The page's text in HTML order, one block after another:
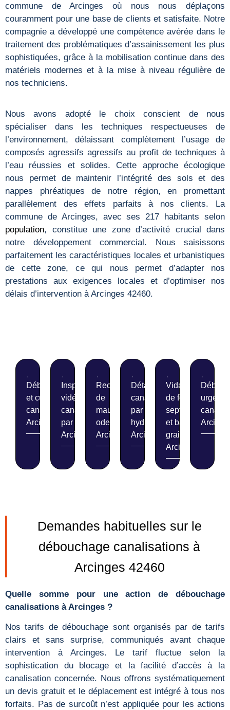
commune de Arcinges où nous nous déplaçons
couramment pour une base de clients et satisfaite. Notre
compagnie a développé une compétence avérée dans le
traitement des problématiques d’assainissement les plus
sophistiquées, grâce à la mobilisation continue dans des
matériels modernes et à la mise à niveau régulière de
nos techniciens.
Nous avons adopté le choix conscient de nous
spécialiser dans les techniques respectueuses de
l’environnement, délaissant complètement l’usage de
composés agressifs agressifs au profit de techniques à
l’eau réussies et solides. Cette approche écologique
nous permet de maintenir l’intégrité des sols et des
nappes phréatiques de notre région, en promettant
parallèlement des effets parfaits à nos clients. La
commune de Arcinges, avec ses 217 habitants selon
population, constitue une zone d’activité crucial dans
notre développement commercial. Nous saisissons
parfaitement les caractéristiques locales et urbanistiques
de cette zone, ce qui nous permet d’adapter nos
prestations aux exigences locales et d’optimiser nos
délais d’intervention à Arcinges 42460.
Débouchage
et curage de
canalisations
Arcinges
Inspection
vidéo de
canalisations
par caméra
Arcinges
Recherche
de
mauvaises
odeurs
Arcinges
Détartrage de
canalisations
par
hydrocurage
Arcinges
Vidange
de fosses
septiques
et bacs à
graisse
Arcinges
urgent
Demandes habituelles sur le
débouchage canalisations à
Arcinges 42460
Quelle somme pour une action de débouchage
canalisations à Arcinges ?
Nos tarifs de débouchage sont organisés par de tarifs
clairs et sans surprise, communiqués avant chaque
intervention à Arcinges. Le tarif fluctue selon la
sophistication du blocage et la facilité d’accès à la
canalisation concernée. Nous offrons systématiquement
un devis gratuit et le déplacement est intégré à tous nos
forfaits. Pas de surcoût n’est appliquée pour les actions